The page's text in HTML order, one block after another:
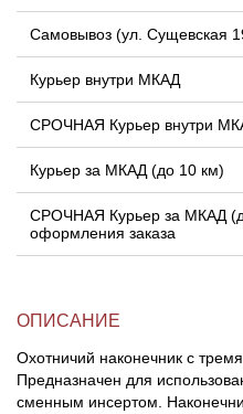
Самовывоз (ул. Сущевская
Курьер внутри МКАД
СРОЧНАЯ Курьер внутри
Курьер за МКАД (до 10 км)
СРОЧНАЯ Курьер за МКАД
оформления заказа
ОПИСАНИЕ
Охотничий наконечник с
Предназначен для
сменным инсертом.